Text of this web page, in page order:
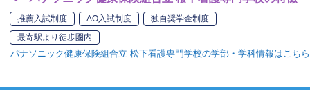
推薦入試制度 AO入試制度
独自奨学金制度
最寄駅より徒歩圏内
パナソニック健康保険組合立 松下看護専門学校の学部・学科情報はこちら